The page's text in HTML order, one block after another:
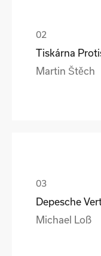
Tiskárna
Martin Štěch
Depesche
Michael Loß